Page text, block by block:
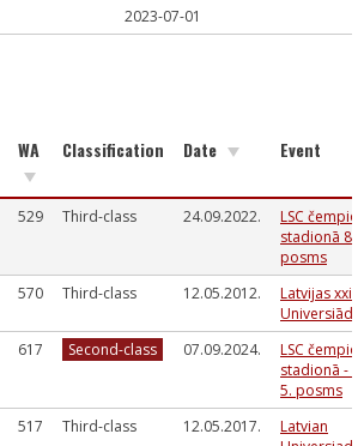
2023-07-01
WA Classification Date Event
529 Third-class 24.09.2022.
LSC
stadionā 8.
posms
570 Third-class 12.05.2012.
Latvijas xxii
Universiāde
617 Second-class 07.09.2024.
LSC
stadionā -
5. posms
517 Third-class 12.05.2017.
Latvian